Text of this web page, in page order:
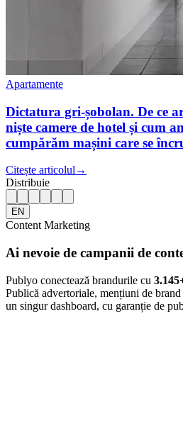
Apartamente
Dictatura gri-șobolan. De ce
niște camere de hotel și cum
cumpărăm mașini care se
Citește articolul →
Distribuie
EN
Content Marketing
Ai nevoie de campanii de
Publyo conectează brandurile cu 3.145
Publică advertoriale, mențiuni de
un singur dashboard, cu garanție de